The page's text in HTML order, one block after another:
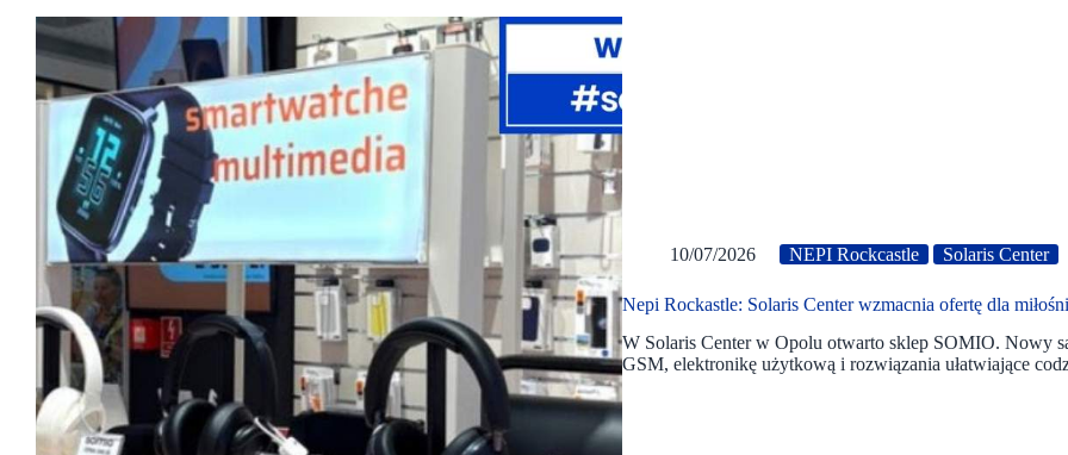
10/07/2026 NEPI Rockcastle Solaris Center
Nepi Rockastle: Solaris Center wzmacnia ofertę dla
W Solaris Center w Opolu otwarto sklep SOMIO. Nowy
GSM, elektronikę użytkową i rozwiązania ułatwiające